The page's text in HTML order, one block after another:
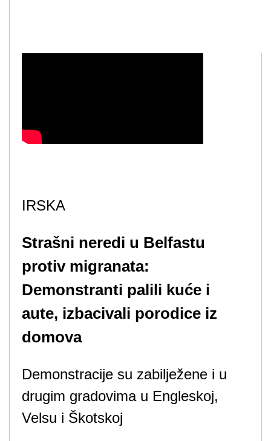
IRSKA
Strašni neredi u Belfastu
protiv migranata:
Demonstranti palili kuće i
aute, izbacivali porodice iz
domova
Demonstracije su zabilježene i u
drugim gradovima u Engleskoj,
Velsu i Škotskoj